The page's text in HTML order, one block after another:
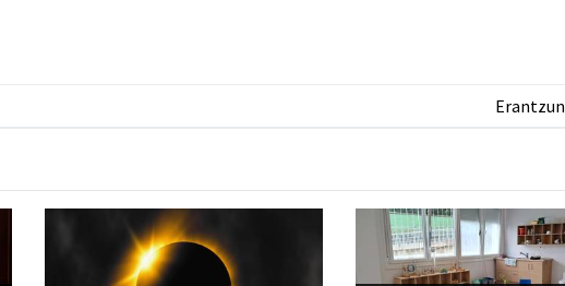
Erantzun